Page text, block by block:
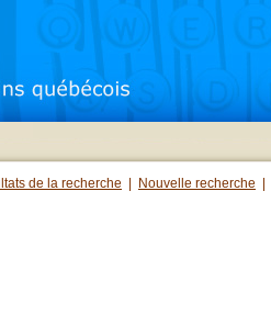
de la recherche Nouvelle recherche